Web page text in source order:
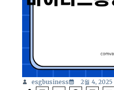
esgbusiness 2월 4, 2025